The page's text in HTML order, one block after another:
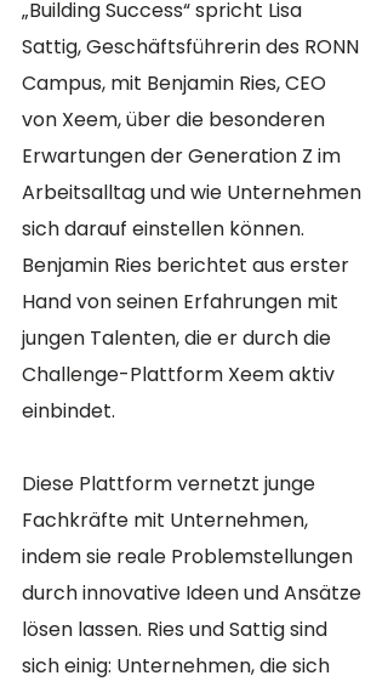
„Building Success“ spricht Lisa
Sattig, Geschäftsführerin des RONN
Campus, mit Benjamin Ries, CEO
von Xeem, über die besonderen
Erwartungen der Generation Z im
Arbeitsalltag und wie Unternehmen
sich darauf einstellen können.
Benjamin Ries berichtet aus erster
Hand von seinen Erfahrungen mit
jungen Talenten, die er durch die
Challenge-Plattform Xeem aktiv
einbindet.
Diese Plattform vernetzt junge
Fachkräfte mit Unternehmen,
indem sie reale Problemstellungen
durch innovative Ideen und Ansätze
lösen lassen. Ries und Sattig sind
sich einig: Unternehmen, die sich